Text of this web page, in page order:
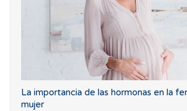
La importancia de las hormonas en la
mujer